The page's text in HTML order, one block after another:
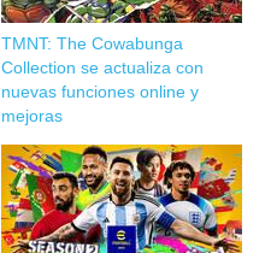
TMNT: The Cowabunga
Collection se actualiza con
nuevas funciones online y
mejoras